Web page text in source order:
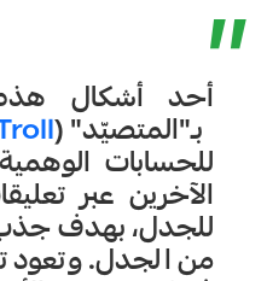
”أحد أشكال
بـ"المتصيّد" (
للحسابات
الآخرين عبر
للجدل، بهدف جذب
من الجدل. وتعود